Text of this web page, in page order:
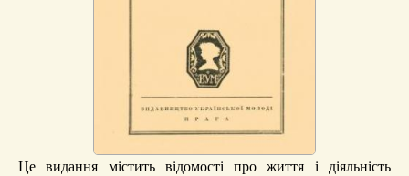
Це видання містить відомості про життя і діяльність